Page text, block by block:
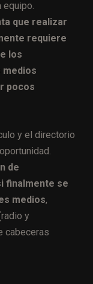
equipo.
que realizar
requiere
los
medios
pocos
y el directorio
de
finalmente se
medios,
y
cabeceras